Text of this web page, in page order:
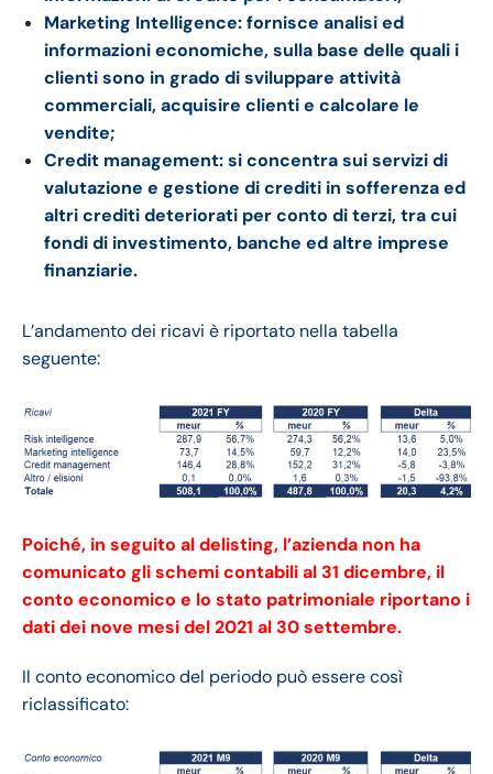
Marketing Intelligence: fornisce analisi ed
informazioni economiche, sulla base delle quali i
clienti sono in grado di sviluppare attività
commerciali, acquisire clienti e calcolare le
vendite;
Credit management: si concentra sui servizi di
valutazione e gestione di crediti in sofferenza ed
altri crediti deteriorati per conto di terzi, tra cui
fondi di investimento, banche ed altre imprese
finanziarie.
L’andamento dei ricavi è riportato nella tabella
seguente:
Poiché, in seguito al delisting, l’azienda non ha
comunicato gli schemi contabili al 31 dicembre, il
conto economico e lo stato patrimoniale riportano i
dati dei nove mesi del 2021 al 30 settembre.
Il conto economico del periodo può essere così
riclassificato: